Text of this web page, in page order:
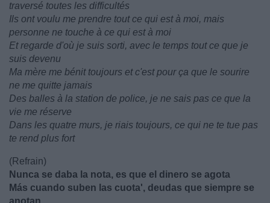
traversé toutes les difficultés
Ils ont voulu me prendre tout ce qui est à moi, mais
personne ne touche à ce qui est à moi
Et regarde d'où je suis sorti, avec le temps tout ce que je
suis devenu
Ma mère me bénit toujours et c'est pour ça que le sourire
ne me quitte jamais
Des balles à la station de police, je ne sais pas ce que la
vie me réserve
Dans les quatre murs, je riais toujours, ce qui ne te tue pas
te rend plus fort
(Refrain)
Nunca se daba la nota, es que el dinero se agota
Más cuando suben las cuota', deudas que siempre se
anotan